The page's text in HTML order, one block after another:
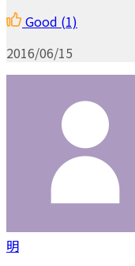
Good (1)
2016/06/15
明